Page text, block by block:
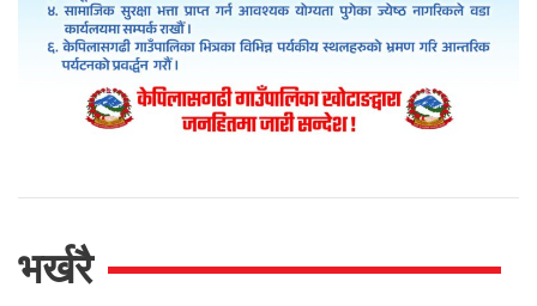
भर्खरै